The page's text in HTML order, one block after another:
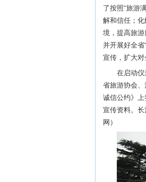
了按照“旅游
解和信任；
境，提高旅
并开展好全省
宣传，扩大对
在启动
省旅游协会
诚信公约》
宣传资料。
网）